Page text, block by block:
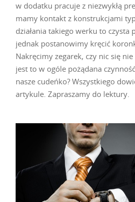
w dodatku pracuje z niezwykłą
mamy kontakt z konstrukcjami
działania takiego werku to czysta
jednak postanowimy kręcić
Nakręcimy zegarek, czy nic się
jest to w ogóle pożądana
nasze cudeńko? Wszystkiego
artykule. Zapraszamy do lektury.